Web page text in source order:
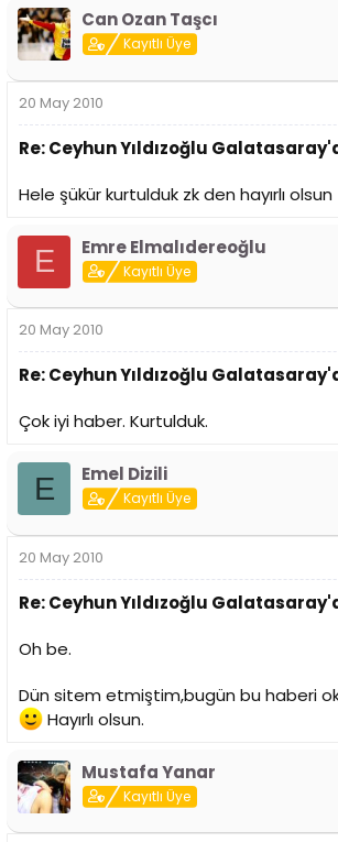
Can Ozan Taşcı
Kayıtlı Üye
20 May 2010
Re: Ceyhun Yıldızoğlu
Hele şükür kurtulduk zk den hayırlı olsun
E Emre Elmalıdereoğlu
Kayıtlı Üye
20 May 2010
Re: Ceyhun Yıldızoğlu
Çok iyi haber. Kurtulduk.
E Emel Dizili
Kayıtlı Üye
20 May 2010
Re: Ceyhun Yıldızoğlu
Oh be.
Dün sitem etmiştim,bugün bu haberi
Hayırlı olsun.
Mustafa Yanar
Kayıtlı Üye